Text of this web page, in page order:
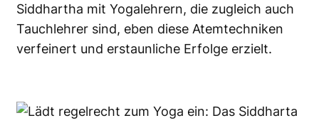
Siddhartha mit Yogalehrern, die zugleich auch
Tauchlehrer sind, eben diese Atemtechniken
verfeinert und erstaunliche Erfolge erzielt.